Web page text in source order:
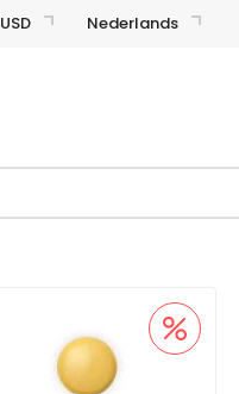
USD Nederlands